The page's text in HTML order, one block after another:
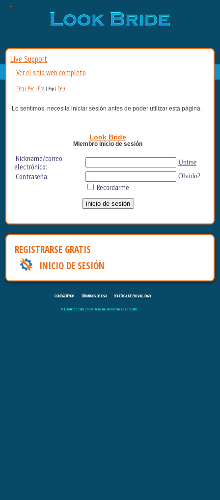
Live Support
Ver el sitio web completo
Eng | Рус | Fra | Esp| Deu
Lo sentimos, necesita iniciar sesión antes de poder utilizar esta página.
Look Bride
Miembro inicio de sesión
Nickname/correo
electrónico:
Unirse
Contraseña: Olvido?
Recordarme
REGISTRARSE GRATIS
INICIO DE SESIÓN
CONTÁCTENOS TÉRMINOS DE USO POLÍTICA DE PRIVACIDAD
© Lookbride.com 2026. Todos los derechos reservados.